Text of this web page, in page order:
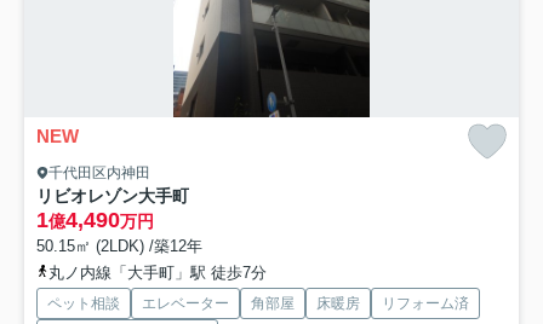
NEW
千代田区内神田
リビオレゾン大手町
1億4,490万円
50.15㎡ (2LDK) /築12年
丸ノ内線「大手町」駅 徒歩7分
ペット相談 エレベーター 角部屋 床暖房
リフォーム済